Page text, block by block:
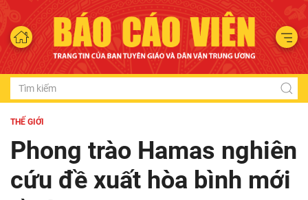
THẾ GIỚI
Phong trào Hamas nghiên
cứu đề xuất hòa bình mới